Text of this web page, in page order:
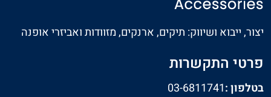
יצור, ייבוא ושיווק: תיקים, ארנקים, מזוודות ואביזרי אופנה
פרטי התקשרות
בטלפון :03-6811741